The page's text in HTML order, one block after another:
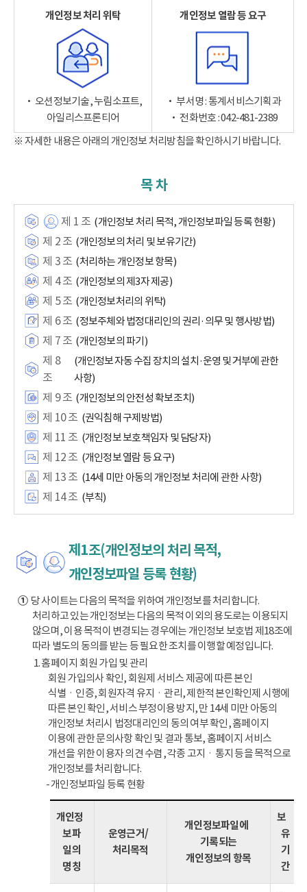
개인정보 처리 위탁
‧ 오션정보기술, 누림소프트,
아일리스프론티어
개인정보 열람 등 요구
‧ 부서명 : 통계서비스기획과
‧ 전화번호 : 042-481-2389
※ 자세한 내용은 아래의 개인정보 처리방침을 확인하시기 바랍니다.
목 차
제 1 조 (개인정보 처리 목적, 개인정보파일 등록 현황)
제 2 조 (개인정보의 처리 및 보유기간)
제 3 조 (처리하는 개인정보 항목)
제 4 조 (개인정보의 제3자 제공)
제 5 조 (개인정보처리의 위탁)
제 6 조 (정보주체와 법정대리인의 권리·의무 및 행사방법)
제 7 조 (개인정보의 파기)
제 8
조
(개인정보 자동 수집 장치의 설치·운영 및 거부에 관한
사항)
제 9 조 (개인정보의 안전성 확보조치)
제 10 조 (권익침해 구제방법)
제 11 조 (개인정보 보호책임자 및 담당자)
제 12 조 (개인정보 열람 등 요구)
제 13 조 (14세 미만 아동의 개인정보 처리에 관한 사항)
제 14 조 (부칙)
제1조(개인정보의 처리 목적,
개인정보파일 등록 현황)
①당 사이트는 다음의 목적을 위하여 개인정보를 처리합니다.
처리하고 있는 개인정보는 다음의 목적 이외의 용도로는 이용되지
않으며, 이용 목적이 변경되는 경우에는 개인정보 보호법 제18조에
따라 별도의 동의를 받는 등 필요한 조치를 이행할 예정입니다.
1. 홈페이지 회원 가입 및 관리
회원 가입의사 확인, 회원제 서비스 제공에 따른 본인
식별ㆍ인증, 회원자격 유지ㆍ관리, 제한적 본인확인제 시행에
따른 본인 확인, 서비스 부정이용 방지, 만 14세 미만 아동의
개인정보 처리시 법정대리인의 동의 여부 확인, 홈페이지
이용에 관한 문의사항 확인 및 결과 통보, 홈페이지 서비스
개선을 위한 이용자 의견 수렴, 각종 고지ㆍ통지 등을 목적으로
개인정보를 처리합니다.
- 개인정보파일 등록 현황
개인정
보파
일의
명칭
운영근거/
처리목적
개인정보파일에
기록되는
개인정보의 항목
보
유
기
간